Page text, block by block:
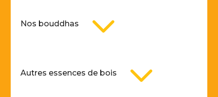
Nos bouddhas 3
Autres essences de bois 3